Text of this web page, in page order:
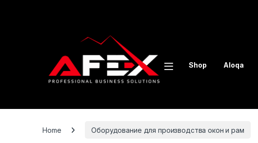
Shop Aloqa
Home Оборудование для производства окон и рам